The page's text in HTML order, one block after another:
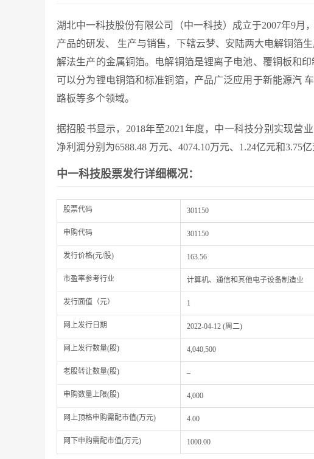
湖北中一科技股份有限公司（中一科技）成立于2007年9月
产品的研发、 生产与销售，下辖云梦、安陆两大电解铜箔
解法生产的金属铜箔。电解铜箔是锂离子电池、覆铜板和
可以分为锂电铜箔和标准铜箔，产品广泛应用于新能源汽
路板等多个领域。
据招股书显示，2018年至2021年度，中一科技分别实现营
净利润分别为6588.48 万元、4074.10万元、1.24亿元和3.75亿
中一科技股票发行详细概况：
股票代码 301150
申购代码 301150
发行价格(元/股) 163.56
市盈率参考行业 计算机、通信和其他电子设备制造业
发行面值（元） 1
网上发行日期 2022-04-12 (周二)
网上发行数量(股) 4,040,500
老股转让数量(股) –
申购数量上限(股) 4,000
网上顶格申购需配市值(万元) 4.00
网下申购需配市值(万元) 1000.00